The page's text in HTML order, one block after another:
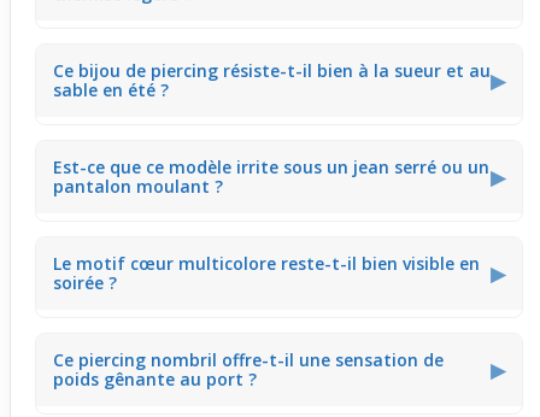
éclat discret sous les tissus fins. Il apporte une touche
colorée visible sans être trop imposant, idéale pour
Ce bijou de piercing résiste-t-il bien à la sueur et au
sable en été ?
▶
contact avec le sable. Cette robustesse le rend adapté
pour les journées plage sans détériorer son rendu coloré
Est-ce que ce modèle irrite sous un jean serré ou un
pantalon moulant ?
▶
vêtements très serrés en tissu épais peuvent accrocher
le bijou. Mieux vaut éviter des tenues trop ajustées au
Le motif cœur multicolore reste-t-il bien visible en
soirée ?
▶
artificielle, donnant un éclat élégant. Ce piercing valorise
la silhouette avec une touche de couleur, parfaite pour
Ce piercing nombril offre-t-il une sensation de
poids gênante au port ?
▶